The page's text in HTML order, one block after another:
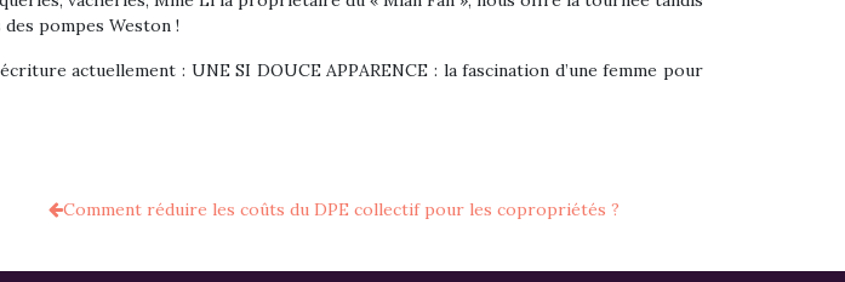
pompes Weston !
actuellement : UNE SI DOUCE APPARENCE : la fascination d’une femme pour
Comment réduire les coûts du DPE collectif pour les copropriétés ?